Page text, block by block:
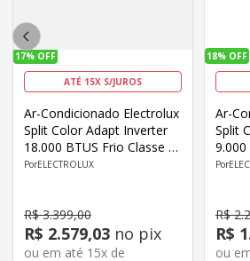
17% OFF
ATÉ 15X S/JUROS
Ar-Condicionado Electrolux
Split Color Adapt Inverter
18.000 BTUS Frio Classe C
JE18F/JI18F
ELECTROLUX
R$ 3.399,00
R$ 2.579,03 no pix
ou em até 15x de
18% OFF
Ar-
Split
9.000
Wi-Fi
R$ 2.
R$ 1
ou